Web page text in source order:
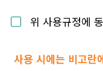
위 사용규정에
사용 시에는 비고란